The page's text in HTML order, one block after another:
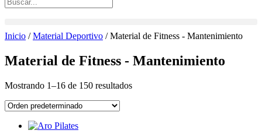
Inicio /Material Deportivo / Material de Fitness - Mantenimiento
Material de Fitness - Mantenimiento
Mostrando 1–16 de 150 resultados